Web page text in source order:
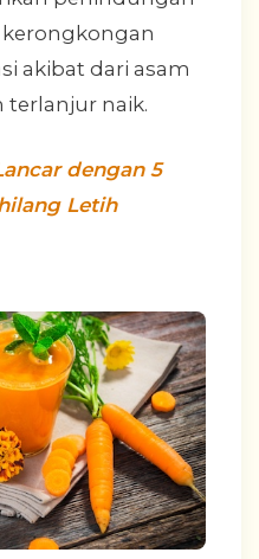
akibat dari asam
naik.
dengan 5
Letih